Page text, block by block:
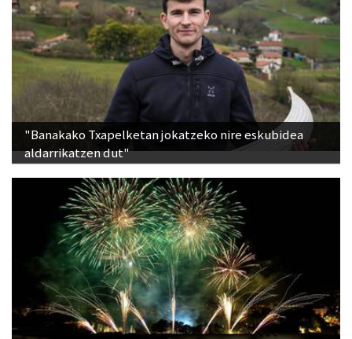
"Banakako Txapelketan jokatzeko nire eskubidea
aldarrikatzen dut"